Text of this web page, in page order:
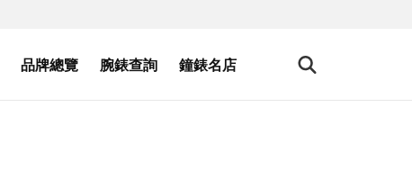
品牌總覽 腕錶查詢 鐘錶名店